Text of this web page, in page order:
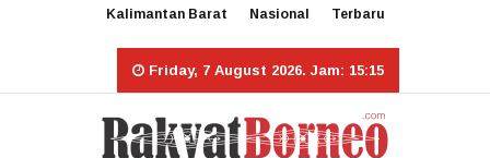
Kalimantan Barat Nasional Terbaru
Friday, 7 August 2026. Jam: 15:15